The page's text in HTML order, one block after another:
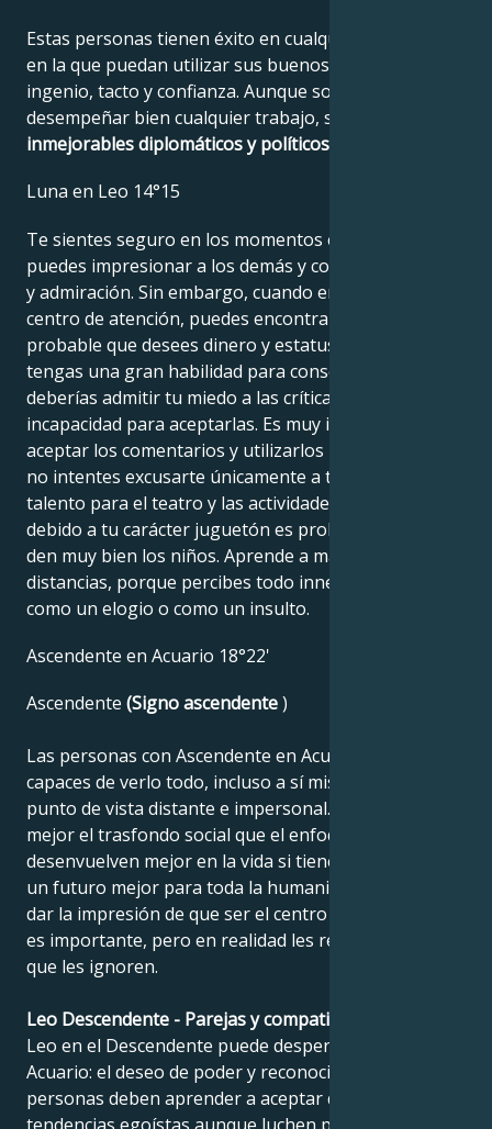
Estas personas tienen éxito en cualquier profesión
en la que puedan utilizar sus buenos modales,
ingenio, tacto y confianza. Aunque son capaces de
desempeñar bien cualquier trabajo, son
inmejorables diplomáticos y políticos
Luna en Leo 14°15
Te sientes seguro en los momentos en los que
puedes impresionar a los demás y conseguir elogios
y admiración. Sin embargo, cuando entras en el
centro de atención, puedes encontrarte perdido. Es
probable que desees dinero y estatus social, y que
tengas una gran habilidad para conseguirlo. Quizá
deberías admitir tu miedo a las críticas y tu
incapacidad para aceptarlas. Es muy importante
aceptar los comentarios y utilizarlos para mejorar;
no intentes excusarte únicamente a ti mismo. Tienes
talento para el teatro y las actividades creativas; y
debido a tu carácter juguetón es probable que se te
den muy bien los niños. Aprende a mantener las
distancias, porque percibes todo innecesariamente
como un elogio o como un insulto.
Ascendente en Acuario 18°22'
Ascendente (Signo ascendente)
Las personas con Ascendente en Acuario son
capaces de verlo todo, incluso a sí mismas, desde un
punto de vista distante e impersonal. Comprenden
mejor el trasfondo social que el enfoque personal. Se
desenvuelven mejor en la vida si tienen esperanza en
un futuro mejor para toda la humanidad. Intentan
dar la impresión de que ser el centro de atención no
es importante, pero en realidad les resulta muy difícil
que les ignoren.
Leo Descendente - Parejas y compatibilidad
Leo en el Descendente puede despertar la sombra de
Acuario: el deseo de poder y reconocimiento. Estas
personas deben aprender a aceptar que tienen sus